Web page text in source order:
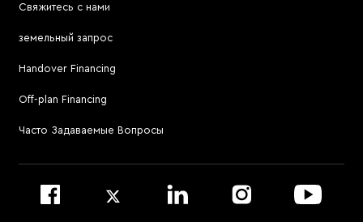
Посетить Meraas Sales Centre в Palm Jumeirah
Для связи с управляющей компанией
Позвонить по номеру 800 MERAAS (800-637227)
Посетить офис управляющей компании
Jumeirah Residences Emirates Towers
Atélis at d3
Свяжитесь с нами
земельный запрос
Handover Financing
Off-plan Financing
Часто Задаваемые Вопросы